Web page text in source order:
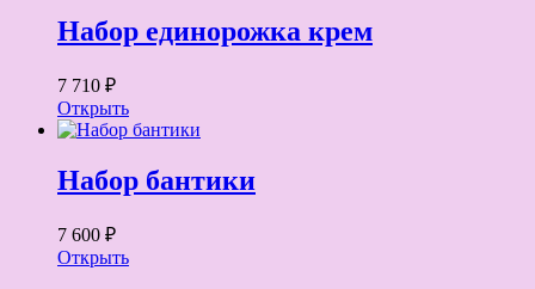
Набор единорожка крем
7 710 ₽
Открыть
Набор бантики
7 600 ₽
Открыть